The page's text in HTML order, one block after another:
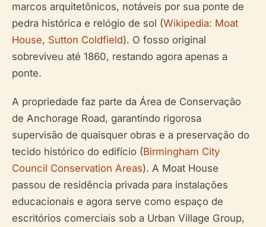
marcos arquitetônicos, notáveis por sua ponte de
pedra histórica e relógio de sol (Wikipedia: Moat
House, Sutton Coldfield). O fosso original
sobreviveu até 1860, restando agora apenas a
ponte.
A propriedade faz parte da Área de Conservação
de Anchorage Road, garantindo rigorosa
supervisão de quaisquer obras e a preservação do
tecido histórico do edifício (Birmingham City
Council Conservation Areas). A Moat House
passou de residência privada para instalações
educacionais e agora serve como espaço de
escritórios comerciais sob a Urban Village Group,